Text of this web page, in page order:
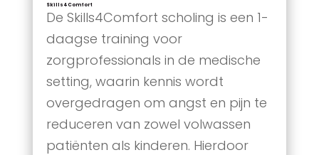
Skills4Comfort
De Skills4Comfort scholing is een 1-
daagse training voor
zorgprofessionals in de medische
setting, waarin kennis wordt
overgedragen om angst en pijn te
reduceren van zowel volwassen
patiënten als kinderen. Hierdoor